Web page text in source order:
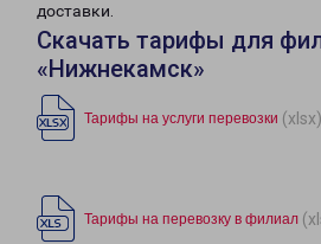
доставки.
Скачать тарифы для
«Нижнекамск»
Тарифы на услуги перевозки (xlsx)
Тарифы на перевозку в филиал